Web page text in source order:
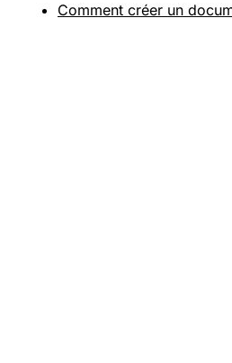
Comment créer un